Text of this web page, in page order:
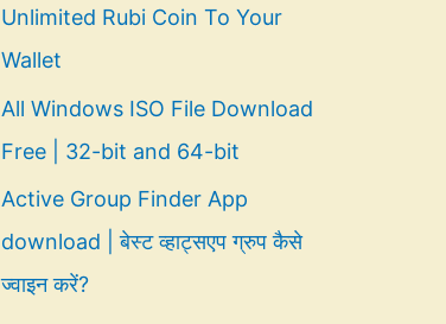
Unlimited Rubi Coin To Your
Wallet
All Windows ISO File Download
Free | 32-bit and 64-bit
Active Group Finder App
download | बेस्ट व्हाट्सएप ग्रुप कैसे
ज्वाइन करें?